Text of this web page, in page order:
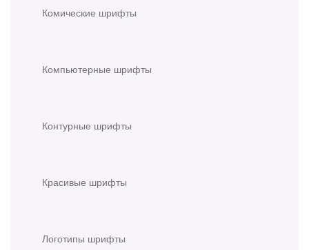
Комические шрифты
Компьютерные шрифты
Контурные шрифты
Красивые шрифты
Логотипы шрифты